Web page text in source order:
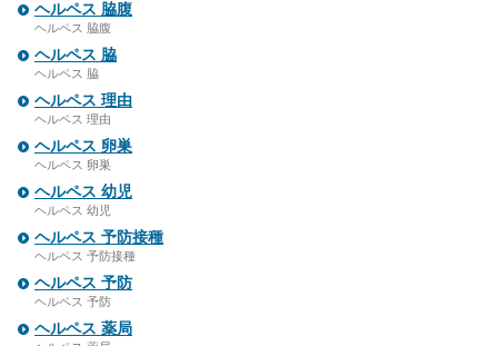
ヘルペス 脇腹
ヘルペス 脇腹
ヘルペス 脇
ヘルペス 脇
ヘルペス 理由
ヘルペス 理由
ヘルペス 卵巣
ヘルペス 卵巣
ヘルペス 幼児
ヘルペス 幼児
ヘルペス 予防接種
ヘルペス 予防接種
ヘルペス 予防
ヘルペス 予防
ヘルペス 薬局